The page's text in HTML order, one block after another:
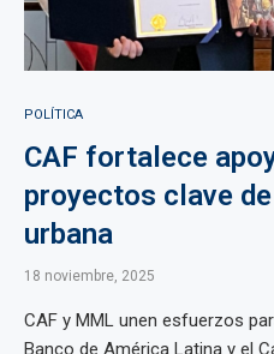
POLÍTICA
CAF fortalece
proyectos clave
urbana
18 noviembre, 2025
CAF y MML unen esfuerzos
Banco de América Latina y el